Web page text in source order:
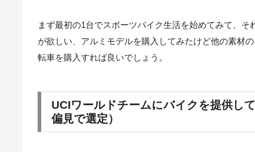
まず最初の1台でスポーツバイク生活を始めてみて、
が欲しい、アルミモデルを購入してみたけど他の素材
転車を購入すれば良いでしょう。
UCIワールドチームにバイクを提供し
偏見で選定）